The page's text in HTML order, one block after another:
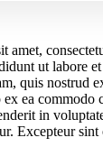
amet,
ut labore
quis nostrud
ea commodo
in
Excepteur sint